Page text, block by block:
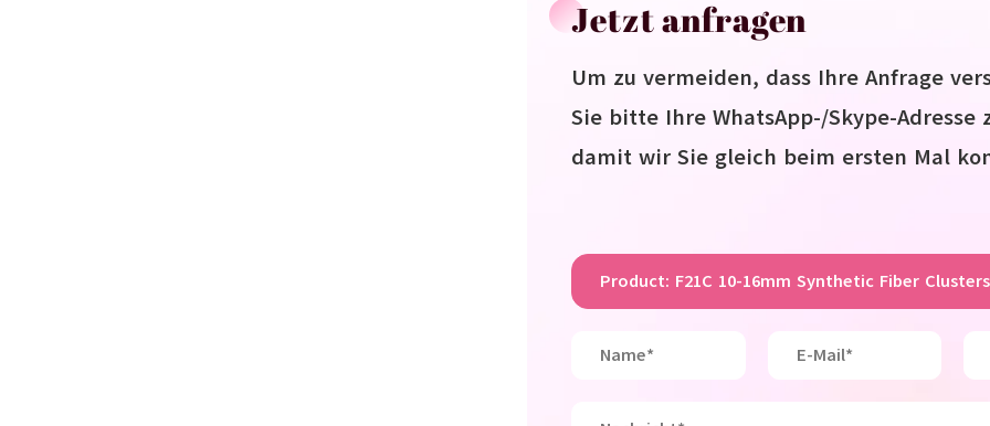
Jetzt anfragen
Um zu vermeiden, dass Ihre Anfrage
Sie bitte Ihre WhatsApp-/Skype-
damit wir Sie gleich beim ersten Mal